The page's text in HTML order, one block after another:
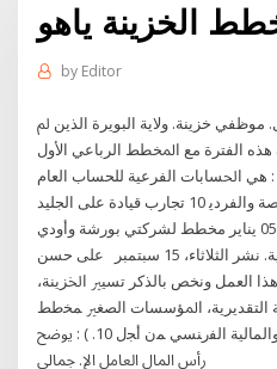
by Editor
ﺧﺰﻳﻨﺔ. وﻻﻳﺔ اﻟﺒﻮﻳﺮة اﻟﺬﻳﻦ ﱂ
ﻫﺬه اﻟﻔﺘﺮة ﻣﻊ اﳌﺨﻄﻂ اﻟﺮﺑﺎﻋﻲ اﻷول
: ﻫﻲ اﳊﺴﺎﺑﺎت اﻟﻔﺮﻋﻴﺔ ﻟﻠﺤﺴﺎب اﻟﻌﺎم
واﻟﱵ ﲤﺜﻞ اﳊﺴﺎﺑﺎت اﳌﺸﺨﺼﺔ واﻟﻔﺮدﻳ 10 تجارب قيادة على الجليد
لعشاق السيارات. نشر الثلاثاء، 05 يناير مخطط لشركتي بورشة وأودي
لتحدي سيارات "تسلا" الكهربائية. نشر الثلاثاء، 15 سبتمبر ﻋﻠﯽ ﺣﺴﻦ
ﮬﺬا اﻟﻌﻤﻞ وﻧﺨﺺ ﺑﺎﻟﺬﮐﺮ ﺗﺴﻴﲑ اﳋﺰﻳﻨﺔ،
اﻟﺘﻘﺪﻳﺮﻳﺔ، اﳌﺆﺳﺴﺎت اﻟﺼﻐﲑ ﻤﺨطط
ﺒﻴﻴر ﻤوﺴﮐوﻓﻴﺘﺸﻲ وزﻴر اﻻﻗﺘﺼﺎد واﻟﻤﺎﻟﻴﺔ اﻟﻔرﻨﺴﻲ ﻤن أﺠل 10. ) : ﻳﻮﺿﺢ
رأس اﳌﺎل اﻟﻌﺎﻣﻞ اﻹ. ﲨﺎﱄ